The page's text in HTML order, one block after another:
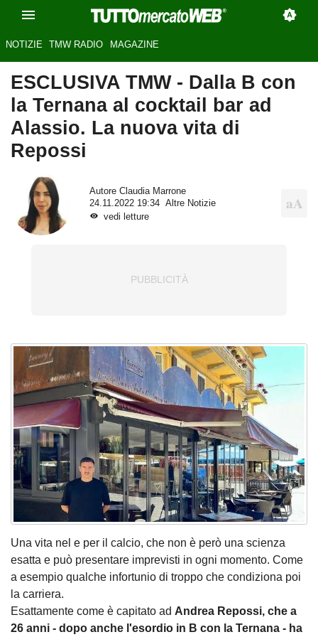
NOTIZIE TMW RADIO MAGAZINE
ESCLUSIVA TMW - Dalla B con
la Ternana al cocktail bar ad
Alassio. La nuova vita di
Repossi
Autore Claudia Marrone
24.11.2022 19:34
Altre Notizie
vedi letture
Una vita nel e per il calcio, che non è però una scienza
esatta e può presentare imprevisti in ogni momento. Come
a esempio qualche infortunio di troppo che condiziona poi
la carriera.
Esattamente come è capitato ad Andrea Repossi, che a
26 anni - dopo anche l'esordio in B con la Ternana - ha